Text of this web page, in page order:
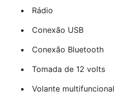
Rádio
Conexão USB
Conexão Bluetooth
Tomada de 12 volts
Volante multifuncional